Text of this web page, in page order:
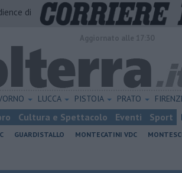
di
LUCCA PISTOIA PRATO
Cultura e Spettacolo Eventi Sport
GUARDISTALLO MONTECATINI VDC